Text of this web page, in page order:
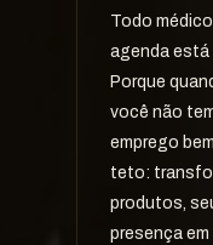
Todo
agenda está
Porque
você não
emprego
teto:
produtos,
presença